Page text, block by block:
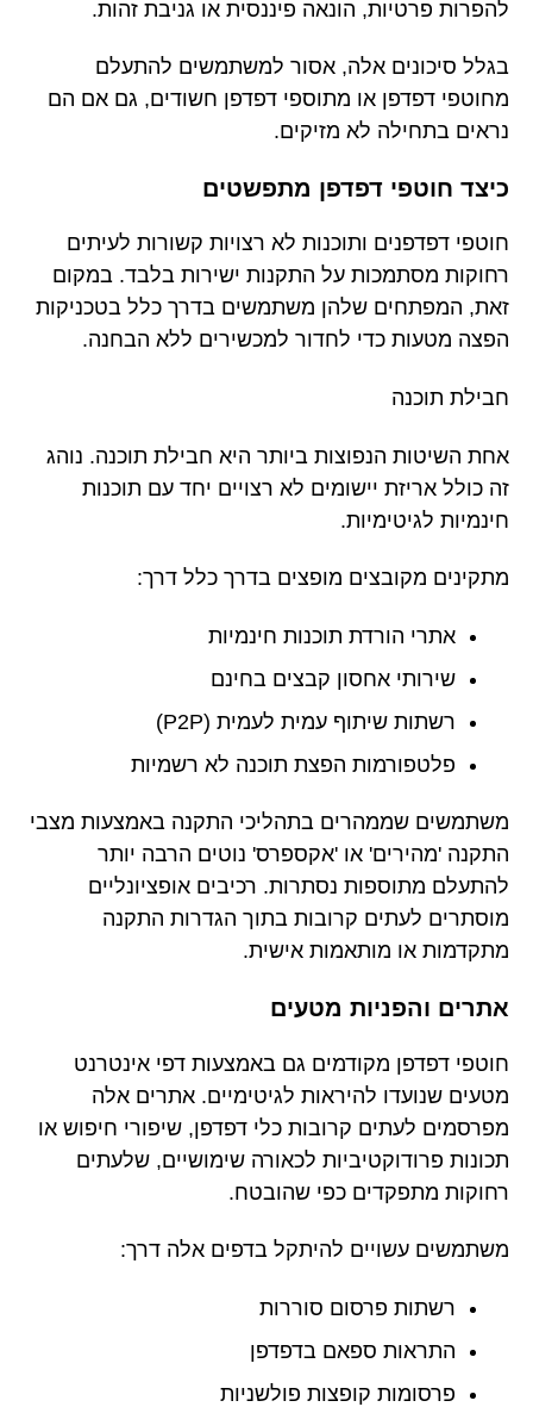
להפרות פרטיות, הונאה פיננסית או גניבת זהות.
בגלל סיכונים אלה, אסור למשתמשים להתעלם
מחוטפי דפדפן או מתוספי דפדפן חשודים, גם אם הם
נראים בתחילה לא מזיקים.
כיצד חוטפי דפדפן מתפשטים
חוטפי דפדפנים ותוכנות לא רצויות קשורות לעיתים
רחוקות מסתמכות על התקנות ישירות בלבד. במקום
זאת, המפתחים שלהן משתמשים בדרך כלל בטכניקות
הפצה מטעות כדי לחדור למכשירים ללא הבחנה.
חבילת תוכנה
אחת השיטות הנפוצות ביותר היא חבילת תוכנה. נוהג
זה כולל אריזת יישומים לא רצויים יחד עם תוכנות
חינמיות לגיטימיות.
מתקינים מקובצים מופצים בדרך כלל דרך:
אתרי הורדת תוכנות חינמיות
שירותי אחסון קבצים בחינם
רשתות שיתוף עמית לעמית (P2P)
פלטפורמות הפצת תוכנה לא רשמיות
משתמשים שממהרים בתהליכי התקנה באמצעות מצבי
התקנה 'מהירים' או 'אקספרס' נוטים הרבה יותר
להתעלם מתוספות נסתרות. רכיבים אופציונליים
מוסתרים לעתים קרובות בתוך הגדרות התקנה
מתקדמות או מותאמות אישית.
אתרים והפניות מטעים
חוטפי דפדפן מקודמים גם באמצעות דפי אינטרנט
מטעים שנועדו להיראות לגיטימיים. אתרים אלה
מפרסמים לעתים קרובות כלי דפדפן, שיפורי חיפוש או
תכונות פרודוקטיביות לכאורה שימושיים, שלעתים
רחוקות מתפקדים כפי שהובטח.
משתמשים עשויים להיתקל בדפים אלה דרך:
רשתות פרסום סוררות
התראות ספאם בדפדפן
פרסומות קופצות פולשניות